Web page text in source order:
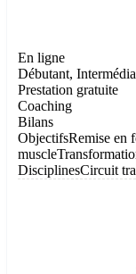
En ligne
Débutant,
Prestation gratuite
Coaching
Bilans
ObjectifsRemise en
muscle
DisciplinesCircuit